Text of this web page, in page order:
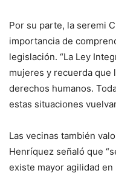
Por su parte, la seremi
importancia de
legislación. “La Ley
mujeres y recuerda que
derechos humanos.
estas situaciones
Las vecinas también
Henríquez señaló que
existe mayor agilidad